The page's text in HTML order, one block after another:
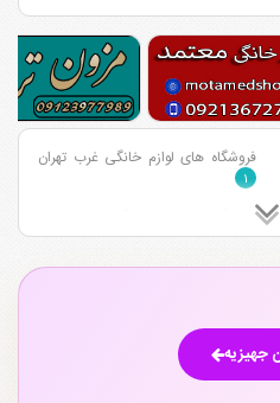
فروشگاه های لوازم خانگی غرب تهران
۱
فروشگاه های لوازم خانگی جنوب تهران
۲
جهیزیه